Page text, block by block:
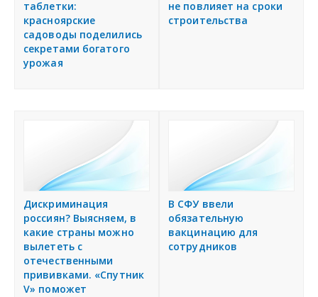
таблетки:
красноярские
садоводы поделились
секретами богатого
урожая
не повлияет на сроки
строительства
Дискриминация
россиян? Выясняем, в
какие страны можно
вылететь с
отечественными
прививками. «Спутник
V» поможет
В СФУ ввели
обязательную
вакцинацию для
сотрудников